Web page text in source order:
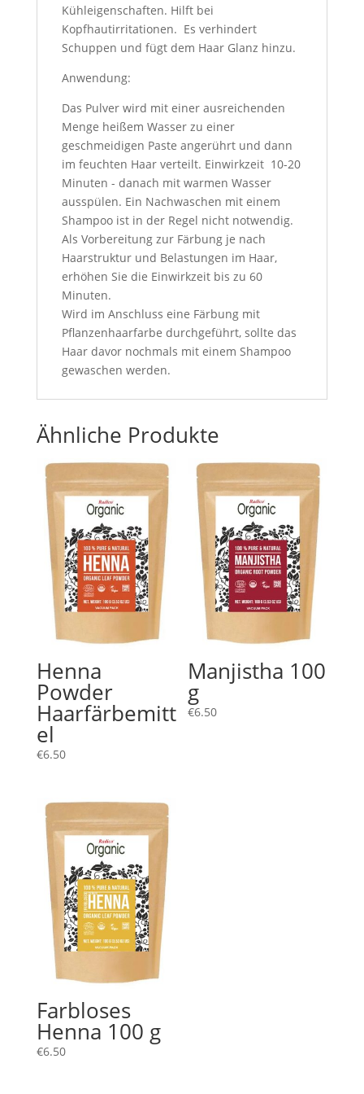
Kühleigenschaften. Hilft bei
Kopfhautirritationen. Es verhindert
Schuppen und fügt dem Haar Glanz hinzu.
Anwendung:
Das Pulver wird mit einer ausreichenden
Menge heißem Wasser zu einer
geschmeidigen Paste angerührt und dann
im feuchten Haar verteilt. Einwirkzeit 10-20
Minuten - danach mit warmen Wasser
ausspülen. Ein Nachwaschen mit einem
Shampoo ist in der Regel nicht notwendig.
Als Vorbereitung zur Färbung je nach
Haarstruktur und Belastungen im Haar,
erhöhen Sie die Einwirkzeit bis zu 60
Minuten.
Wird im Anschluss eine Färbung mit
Pflanzenhaarfarbe durchgeführt, sollte das
Haar davor nochmals mit einem Shampoo
gewaschen werden.
Ähnliche Produkte
Henna
Powder
Haarfärbemitt
el
€6.50
Manjistha 100
g
€6.50
Farbloses
Henna 100 g
€6.50